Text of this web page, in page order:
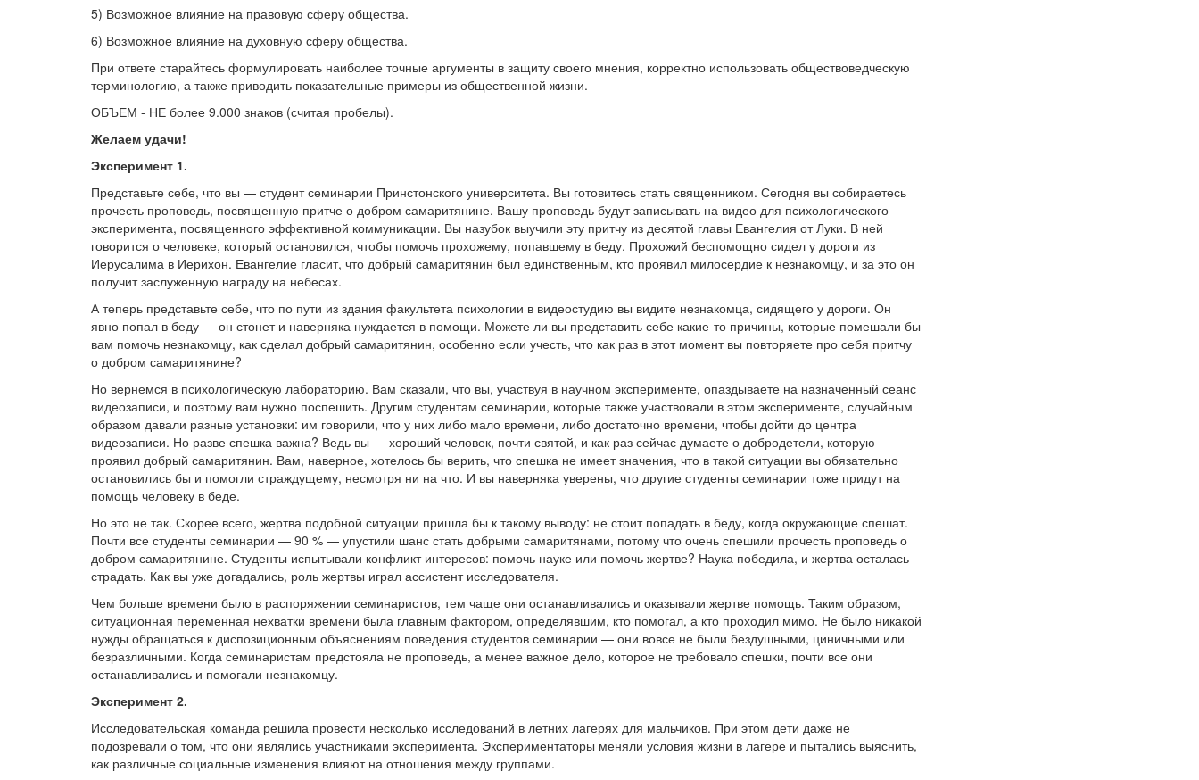
5) Возможное влияние на правовую сферу общества.
6) Возможное влияние на духовную сферу общества.
При ответе старайтесь формулировать наиболее точные аргументы в защиту своего мнения, корректно использовать обществоведческую
терминологию, а также приводить показательные примеры из общественной жизни.
ОБЪЕМ - НЕ более 9.000 знаков (считая пробелы).
Желаем удачи!
Эксперимент 1.
Представьте себе, что вы — студент семинарии Принстонского университета. Вы готовитесь стать священником. Сегодня вы собираетесь
прочесть проповедь, посвященную притче о добром самаритянине. Вашу проповедь будут записывать на видео для психологического
эксперимента, посвященного эффективной коммуникации. Вы назубок выучили эту притчу из десятой главы Евангелия от Луки. В ней
говорится о человеке, который остановился, чтобы помочь прохожему, попавшему в беду. Прохожий беспомощно сидел у дороги из
Иерусалима в Иерихон. Евангелие гласит, что добрый самаритянин был единственным, кто проявил милосердие к незнакомцу, и за это он
получит заслуженную награду на небесах.
А теперь представьте себе, что по пути из здания факультета психологии в видеостудию вы видите незнакомца, сидящего у дороги. Он
явно попал в беду — он стонет и наверняка нуждается в помощи. Можете ли вы представить себе какие-то причины, которые помешали бы
вам помочь незнакомцу, как сделал добрый самаритянин, особенно если учесть, что как раз в этот момент вы повторяете про себя притчу
о добром самаритянине?
Но вернемся в психологическую лабораторию. Вам сказали, что вы, участвуя в научном эксперименте, опаздываете на назначенный сеанс
видеозаписи, и поэтому вам нужно поспешить. Другим студентам семинарии, которые также участвовали в этом эксперименте, случайным
образом давали разные установки: им говорили, что у них либо мало времени, либо достаточно времени, чтобы дойти до центра
видеозаписи. Но разве спешка важна? Ведь вы — хороший человек, почти святой, и как раз сейчас думаете о добродетели, которую
проявил добрый самаритянин. Вам, наверное, хотелось бы верить, что спешка не имеет значения, что в такой ситуации вы обязательно
остановились бы и помогли страждущему, несмотря ни на что. И вы наверняка уверены, что другие студенты семинарии тоже придут на
помощь человеку в беде.
Но это не так. Скорее всего, жертва подобной ситуации пришла бы к такому выводу: не стоит попадать в беду, когда окружающие спешат.
Почти все студенты семинарии — 90 % — упустили шанс стать добрыми самаритянами, потому что очень спешили прочесть проповедь о
добром самаритянине. Студенты испытывали конфликт интересов: помочь науке или помочь жертве? Наука победила, и жертва осталась
страдать. Как вы уже догадались, роль жертвы играл ассистент исследователя.
Чем больше времени было в распоряжении семинаристов, тем чаще они останавливались и оказывали жертве помощь. Таким образом,
ситуационная переменная нехватки времени была главным фактором, определявшим, кто помогал, а кто проходил мимо. Не было никакой
нужды обращаться к диспозиционным объяснениям поведения студентов семинарии — они вовсе не были бездушными, циничными или
безразличными. Когда семинаристам предстояла не проповедь, а менее важное дело, которое не требовало спешки, почти все они
останавливались и помогали незнакомцу.
Эксперимент 2.
Исследовательская команда решила провести несколько исследований в летних лагерях для мальчиков. При этом дети даже не
подозревали о том, что они являлись участниками эксперимента. Экспериментаторы меняли условия жизни в лагере и пытались выяснить,
как различные социальные изменения влияют на отношения между группами.